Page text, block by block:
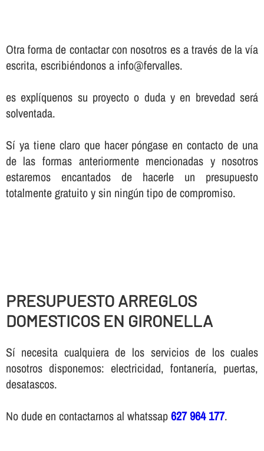
Otra forma de contactar con nosotros es a través de la vía
escrita, escribiéndonos a info@fervalles.
es explíquenos su proyecto o duda y en brevedad será
solventada.
Sí ya tiene claro que hacer póngase en contacto de una
de las formas anteriormente mencionadas y nosotros
estaremos encantados de hacerle un presupuesto
totalmente gratuito y sin ningún tipo de compromiso.
PRESUPUESTO ARREGLOS
DOMESTICOS EN GIRONELLA
Sí necesita cualquiera de los servicios de los cuales
nosotros disponemos: electricidad, fontanería, puertas,
desatascos.
No dude en contactarnos al whatssap627 964 177.